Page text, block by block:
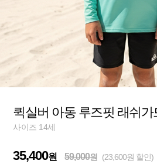
퀵실버 아동 루즈핏 래쉬가
사이즈 14세
35,400원 59,000원 (23,600원 할인)